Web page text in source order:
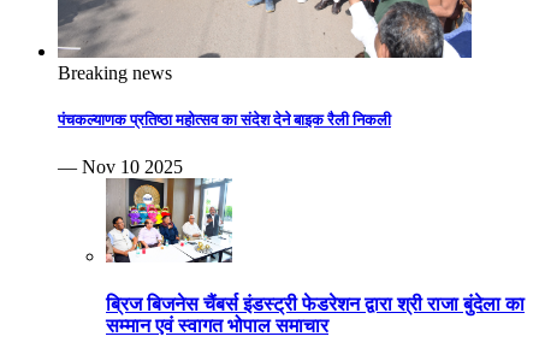
Breaking news
पंचकल्याणक प्रतिष्ठा महोत्सव का संदेश देने बाइक रैली निकली
— Nov 10 2025
ब्रिज बिजनेस चैंबर्स इंडस्ट्री फेडरेशन द्वारा श्री राजा बुंदेला का
सम्मान एवं स्वागत भोपाल समाचार